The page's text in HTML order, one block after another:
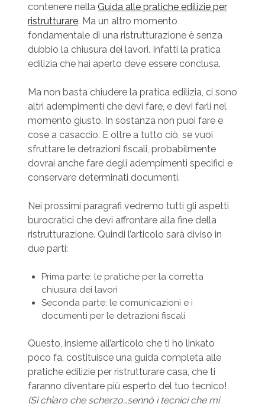
contenere nella Guida alle pratiche edilizie per
ristrutturare. Ma un altro momento
fondamentale di una ristrutturazione è senza
dubbio la chiusura dei lavori. Infatti la pratica
edilizia che hai aperto deve essere conclusa.
Ma non basta chiudere la pratica edilizia, ci sono
altri adempimenti che devi fare, e devi farli nel
momento giusto. In sostanza non puoi fare e
cose a casaccio. E oltre a tutto ciò, se vuoi
sfruttare le detrazioni fiscali, probabilmente
dovrai anche fare degli adempimenti specifici e
conservare determinati documenti.
Nei prossimi paragrafi vedremo tutti gli aspetti
burocratici che devi affrontare alla fine della
ristrutturazione. Quindi l’articolo sarà diviso in
due parti:
Prima parte: le pratiche per la corretta
chiusura dei lavori
Seconda parte: le comunicazioni e i
documenti per le detrazioni fiscali
Questo, insieme all’articolo che ti ho linkato
poco fa, costituisce una guida completa alle
pratiche edilizie per ristrutturare casa, che ti
faranno diventare più esperto del tuo tecnico!
(Si chiaro che scherzo…sennò i tecnici che mi